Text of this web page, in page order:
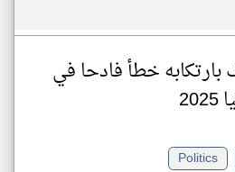
خطأ فادحا في
Politics